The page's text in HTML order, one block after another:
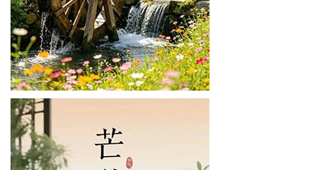
文
学
民
与